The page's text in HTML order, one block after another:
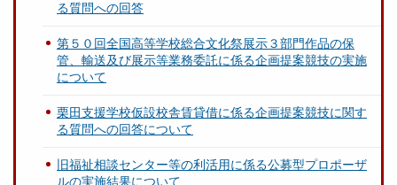
る質問への回答
第５０回全国高等学校総合文化祭展示３部門作品の保
管、輸送及び展示等業務委託に係る企画提案競技の実施
について
栗田支援学校仮設校舎賃貸借に係る企画提案競技に関す
る質問への回答について
旧福祉相談センター等の利活用に係る公募型プロポーザ
ルの実施結果について